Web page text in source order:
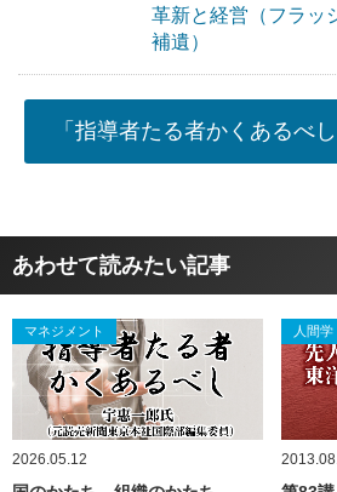
革新と経営（フラ
補遺）
「指導者たる者かくあるべ
あわせて読みたい記事
マネジメント
2026.05.12
人間